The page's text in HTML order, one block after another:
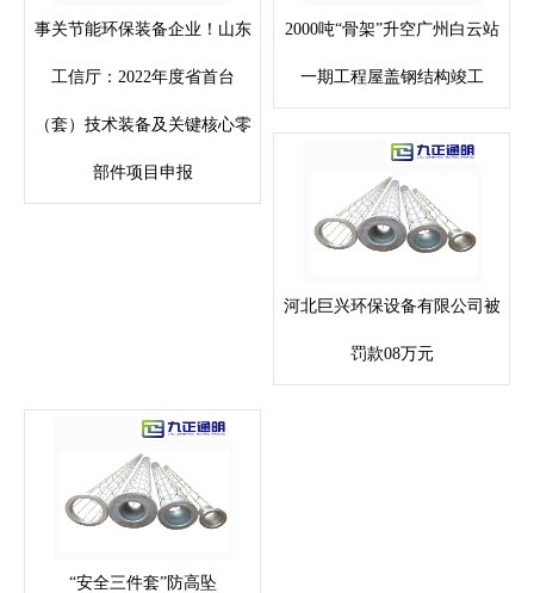
事关节能环保装备企业！山东
工信厅：2022年度省首台
（套）技术装备及关键核心零
部件项目申报
2000吨“骨架”升空广州白云站
一期工程屋盖钢结构竣工
河北巨兴环保设备有限公司被
罚款08万元
“安全三件套”防高坠